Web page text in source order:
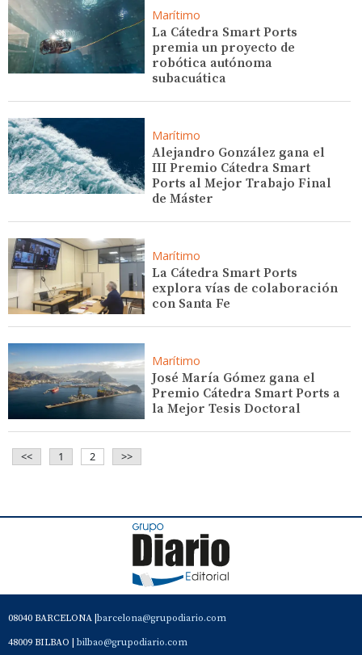
Marítimo
La Cátedra Smart Ports
premia un proyecto de
robótica autónoma
subacuática
Marítimo
Alejandro González gana el
III Premio Cátedra Smart
Ports al Mejor Trabajo Final
de Máster
Marítimo
La Cátedra Smart Ports
explora vías de colaboración
con Santa Fe
Marítimo
José María Gómez gana el
Premio Cátedra Smart Ports a
la Mejor Tesis Doctoral
<< 1 2 >>
08040 BARCELONA | barcelona@grupodiario.com
48009 BILBAO | bilbao@grupodiario.com